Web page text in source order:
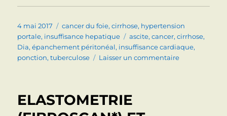
Publié
le
4 mai 2017 Catégories
cancer du foie,cirrhose, hypertension
portale, insuffisance hepatique Étiquettes
ascite,cancer,cirrhose,
Dia,épanchement péritonéal, insuffisance cardiaque,
ponction,tuberculose Laisser un commentairesur
ELASTOMETRIE